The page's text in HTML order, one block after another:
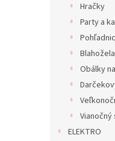
Hračky
Party a
Obálky
ELEKTRO